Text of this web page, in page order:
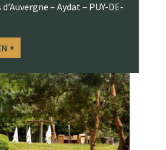
– Aydat – PUY-DE-
+